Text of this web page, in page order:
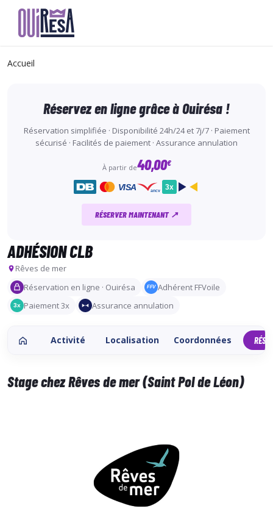
contenu
Accueil
ADHÉSION CLB
Rêves de mer
Réservation en ligne · Ouirésa
FFV Adhérent FFVoile
3x Paiement 3x Assurance annulation
Activité Localisation Coordonnées
Stage chez Rêves de mer (Saint Pol de Léon)
Réservez en ligne grâce à Ouirésa !
Réservation simplifiée · Disponibilité 24h/24 et 7j/7 · Paiement
sécurisé · Facilités de paiement · Assurance annulation
À partir de40,00€
VISA ancv 3x
RÉSERVER MAINTENANT ↗